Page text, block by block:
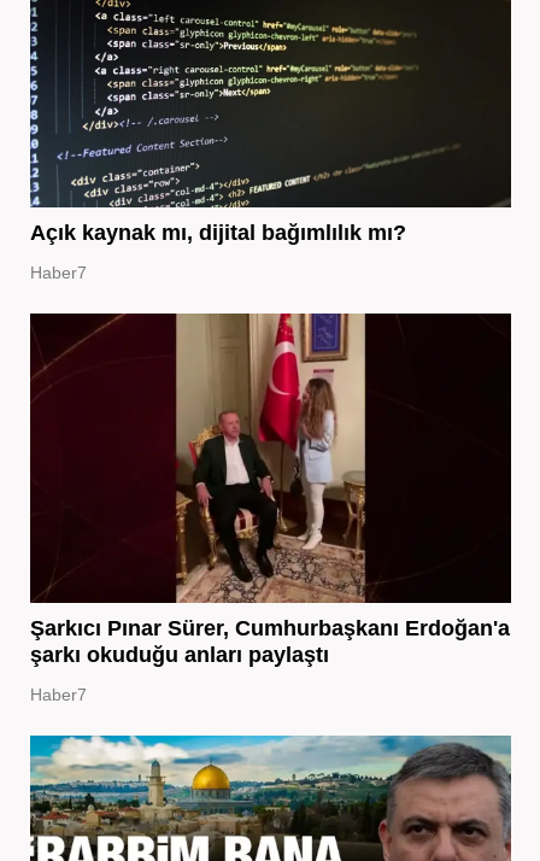
Açık kaynak mı, dijital bağımlılık mı?
Haber7
Şarkıcı Pınar Sürer, Cumhurbaşkanı Erdoğan'a
şarkı okuduğu anları paylaştı
Haber7